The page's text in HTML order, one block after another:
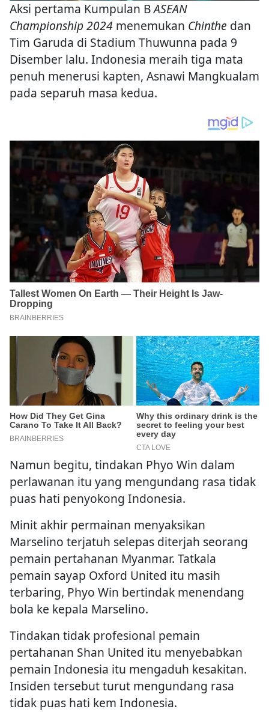
Aksi pertama Kumpulan BASEAN
Championship 2024 menemukan Chinthe dan
Tim Garuda di Stadium Thuwunna pada 9
Disember lalu. Indonesia meraih tiga mata
penuh menerusi kapten, Asnawi Mangkualam
pada separuh masa kedua.
Namun begitu, tindakan Phyo Win dalam
perlawanan itu yang mengundang rasa tidak
puas hati penyokong Indonesia.
Minit akhir permainan menyaksikan
Marselino terjatuh selepas diterjah seorang
pemain pertahanan Myanmar. Tatkala
pemain sayap Oxford United itu masih
terbaring, Phyo Win bertindak menendang
bola ke kepala Marselino.
Tindakan tidak profesional pemain
pertahanan Shan United itu menyebabkan
pemain Indonesia itu mengaduh kesakitan.
Insiden tersebut turut mengundang rasa
tidak puas hati kem Indonesia.